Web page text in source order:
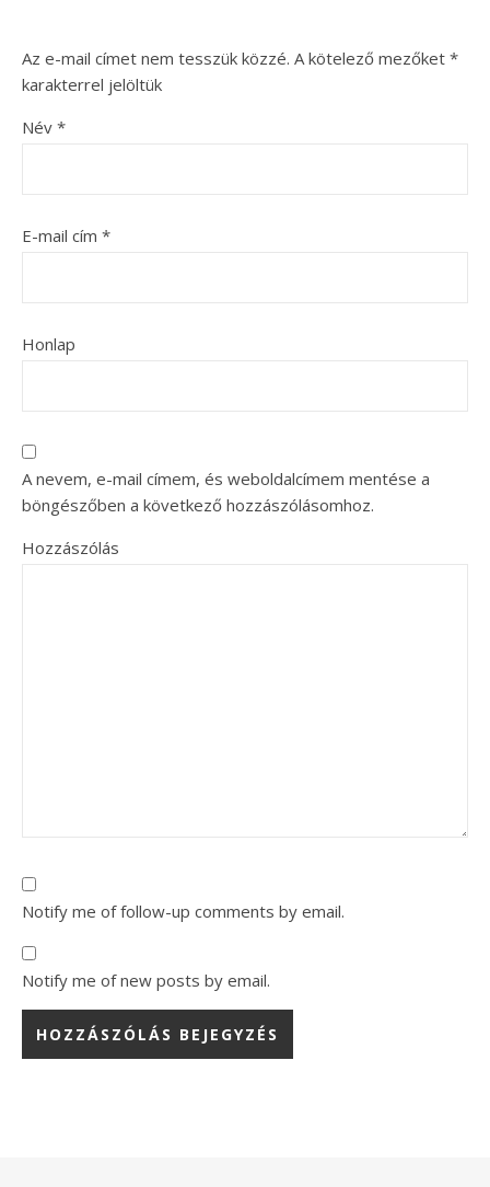
Az e-mail címet nem tesszük közzé. A kötelező mezőket *
karakterrel jelöltük
Név *
E-mail cím *
Honlap
A nevem, e-mail címem, és weboldalcímem mentése a
böngészőben a következő hozzászólásomhoz.
Hozzászólás
Notify me of follow-up comments by email.
Notify me of new posts by email.